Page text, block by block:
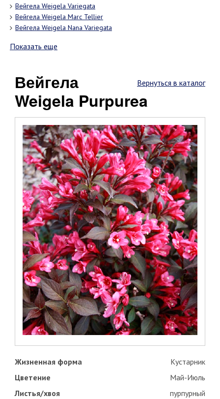
Вейгела Weigela Variegata
Вейгела Weigela Marc Tellier
Вейгела Weigela Nana Variegata
Показать еще
Вернуться в каталог
Вейгела
Weigela Purpurea
Жизненная форма
Кустарник
Цветение
Май-Июль
Листья/хвоя
пурпурный